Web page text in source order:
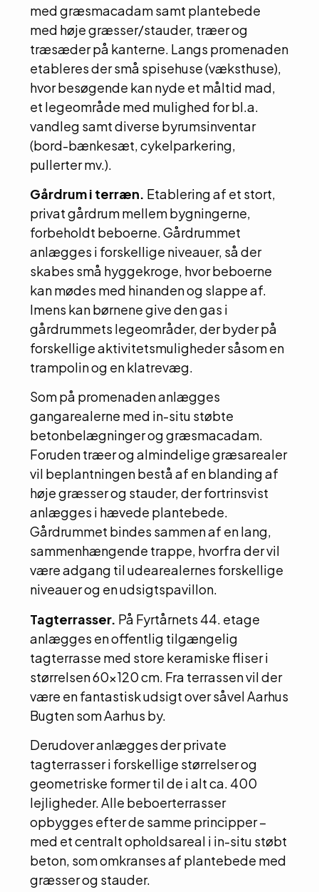
med græsmacadam samt plantebede
med høje græsser/stauder, træer og
træsæder på kanterne. Langs promenaden
etableres der små spisehuse (væksthuse),
hvor besøgende kan nyde et måltid mad,
et legeområde med mulighed for bl.a.
vandleg samt diverse byrumsinventar
(bord-bænkesæt, cykelparkering,
pullerter mv.).
Gårdrum i terræn. Etablering af et stort,
privat gårdrum mellem bygningerne,
forbeholdt beboerne. Gårdrummet
anlægges i forskellige niveauer, så der
skabes små hyggekroge, hvor beboerne
kan mødes med hinanden og slappe af.
Imens kan børnene give den gas i
gårdrummets legeområder, der byder på
forskellige aktivitetsmuligheder såsom en
trampolin og en klatrevæg.
Som på promenaden anlægges
gangarealerne med in-situ støbte
betonbelægninger og græsmacadam.
Foruden træer og almindelige græsarealer
vil beplantningen bestå af en blanding af
høje græsser og stauder, der fortrinsvist
anlægges i hævede plantebede.
Gårdrummet bindes sammen af en lang,
sammenhængende trappe, hvorfra der vil
være adgang til udearealernes forskellige
niveauer og en udsigtspavillon.
Tagterrasser. På Fyrtårnets 44. etage
anlægges en offentlig tilgængelig
tagterrasse med store keramiske fliser i
størrelsen 60×120 cm. Fra terrassen vil der
være en fantastisk udsigt over såvel Aarhus
Bugten som Aarhus by.
Derudover anlægges der private
tagterrasser i forskellige størrelser og
geometriske former til de i alt ca. 400
lejligheder. Alle beboerterrasser
opbygges efter de samme principper –
med et centralt opholdsareal i in-situ støbt
beton, som omkranses af plantebede med
græsser og stauder.